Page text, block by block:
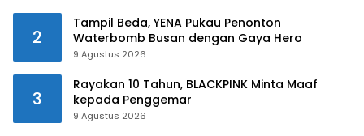
2
Tampil Beda, YENA Pukau Penonton
Waterbomb Busan dengan Gaya Hero
9 Agustus 2026
3
Rayakan 10 Tahun, BLACKPINK Minta Maaf
kepada Penggemar
9 Agustus 2026